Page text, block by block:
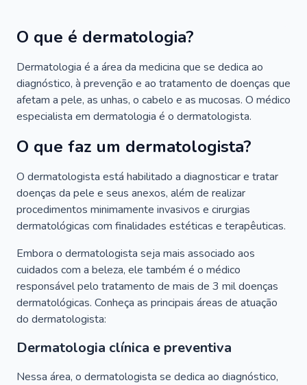
O que é dermatologia?
Dermatologia é a área da medicina que se dedica ao
diagnóstico, à prevenção e ao tratamento de doenças que
afetam a pele, as unhas, o cabelo e as mucosas. O médico
especialista em dermatologia é o dermatologista.
O que faz um dermatologista?
O dermatologista está habilitado a diagnosticar e tratar
doenças da pele e seus anexos, além de realizar
procedimentos minimamente invasivos e cirurgias
dermatológicas com finalidades estéticas e terapêuticas.
Embora o dermatologista seja mais associado aos
cuidados com a beleza, ele também é o médico
responsável pelo tratamento de mais de 3 mil doenças
dermatológicas. Conheça as principais áreas de atuação
do dermatologista:
Dermatologia clínica e preventiva
Nessa área, o dermatologista se dedica ao diagnóstico,